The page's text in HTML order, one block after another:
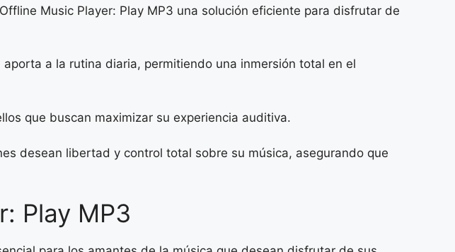
Music Player: Play MP3 una solución eficiente para disfrutar de
a la rutina diaria, permitiendo una inmersión total en el
que buscan maximizar su experiencia auditiva.
desean libertad y control total sobre su música, asegurando que
Play MP3